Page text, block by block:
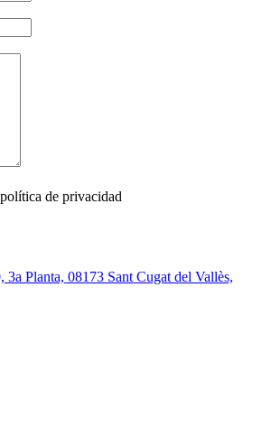
de privacidad
Planta, 08173 Sant Cugat del Vallès,